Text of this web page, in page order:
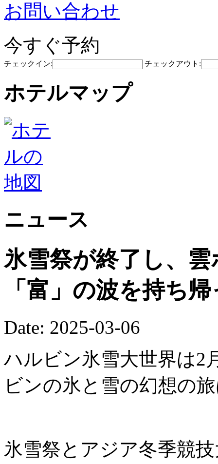
お問い合わせ
今すぐ予約
チェックイン: チェックアウト:
ホテルマップ
ニュース
氷雪祭が終了し、
「富」の波を持ち
Date: 2025-03-06
ハルビン氷雪大世界は2
ビンの氷と雪の幻想の
氷雪祭とアジア冬季競